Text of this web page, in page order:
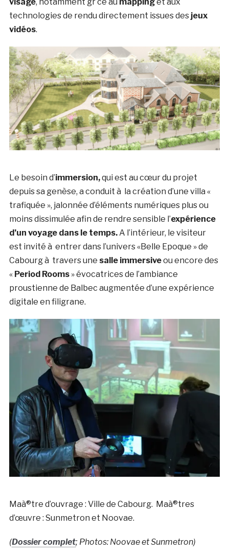
technologies de rendu directement issues desjeux
vidéos.
Le besoin d’immersion,qui est au cœur du projet
depuis sa genèse, a conduit à la création d’une villa «
trafiquée », jalonnée d’éléments numériques plus ou
moins dissimulée afin de rendre sensible l’expérience
d’un voyage dans le temps.A l’intérieur, le visiteur
est invité à entrer dans l’univers «Belle Epoque » de
Cabourg à travers une salle immersiveou encore des
« Period Rooms» évocatrices de l’ambiance
proustienne de Balbec augmentée d’une expérience
digitale en filigrane.
Maà®tre d’ouvrage : Ville de Cabourg. Maà®tres
d’œuvre : Sunmetron et Noovae.
(Dossier complet; Photos: Noovae et Sunmetron)